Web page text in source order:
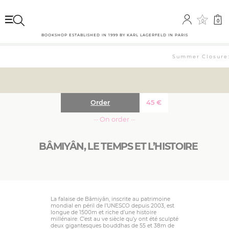
0 0
BOOKSHOP ESTABLISHED IN 1999 BY KARL LAGERFELD IN PARIS
Summer
BÂMIYÂN, LE TEMPS ET L’HISTOIRE
45 €
Order
··· On order ···
La falaise de Bâmiyân, inscrite au patrimoine
mondial en péril de l’UNESCO depuis 2003, est
longue de 1500m et riche d’une histoire
millénaire. C’est au ve siècle qu’y ont été sculpté
deux gigantesques bouddhas de 55 et 38m de